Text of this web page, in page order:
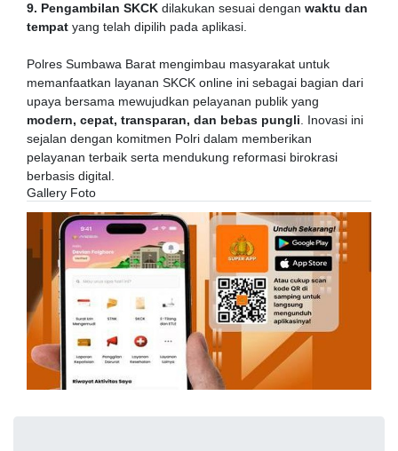
9. Pengambilan SKCK dilakukan sesuai dengan waktu dan
tempat yang telah dipilih pada aplikasi.
Polres Sumbawa Barat mengimbau masyarakat untuk
memanfaatkan layanan SKCK online ini sebagai bagian dari
upaya bersama mewujudkan pelayanan publik yang
modern, cepat, transparan, dan bebas pungli . Inovasi ini
sejalan dengan komitmen Polri dalam memberikan
pelayanan terbaik serta mendukung reformasi birokrasi
berbasis digital.
Gallery Foto